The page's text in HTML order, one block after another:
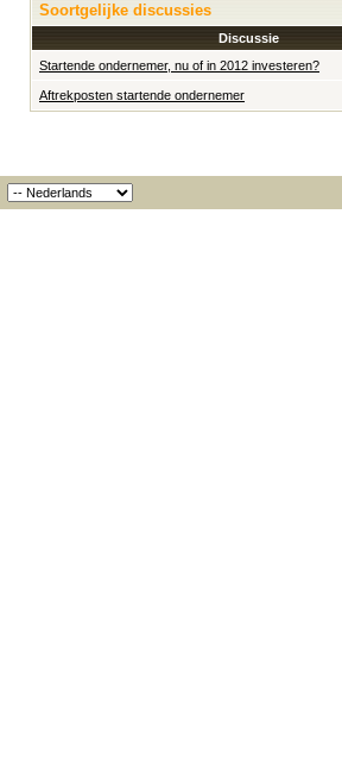
Soortgelijke discussies
Discussie
Startende ondernemer, nu of in 2012 investeren?
Aftrekposten startende ondernemer